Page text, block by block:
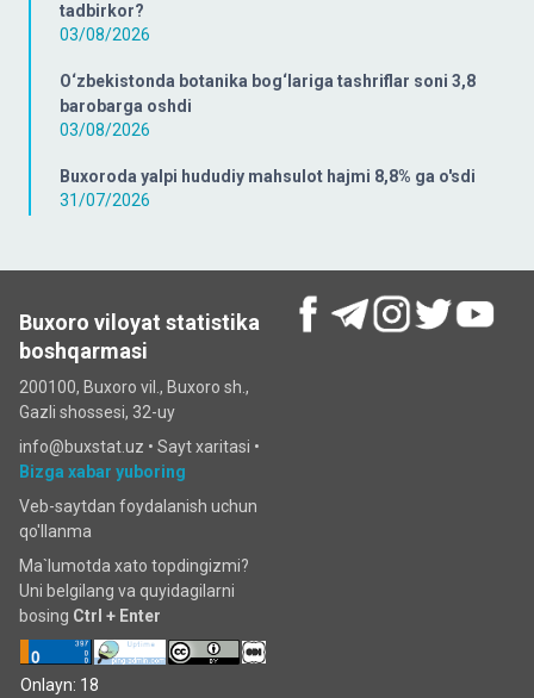
tadbirkor?
03/08/2026
O‘zbekistonda botanika bog‘lariga tashriflar soni 3,8
barobarga oshdi
03/08/2026
Buxoroda yalpi hududiy mahsulot hajmi 8,8% ga o'sdi
31/07/2026
Buxoro viloyat statistika
boshqarmasi
200100, Buxoro vil., Buxoro sh.,
Gazli shossesi, 32-uy
info@buxstat.uz • Sayt xaritasi •
Bizga xabar yuboring
Veb-saytdan foydalanish uchun
qo'llanma
Ma`lumotda xato topdingizmi?
Uni belgilang va quyidagilarni
bosing Ctrl + Enter
Onlayn: 18